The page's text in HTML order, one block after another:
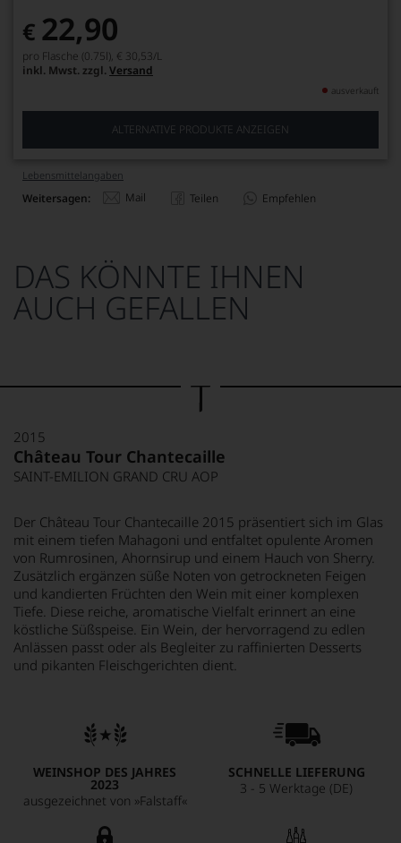
€ 22,90
pro Flasche (0.75l), € 30,53/L
inkl. Mwst. zzgl. Versand
ausverkauft
ALTERNATIVE PRODUKTE ANZEIGEN
Lebensmittel­angaben
Weitersagen: Mail Teilen Empfehlen
DAS KÖNNTE IHNEN
AUCH GEFALLEN
2015
Château Tour Chantecaille
SAINT-EMILION GRAND CRU AOP
Der Château Tour Chantecaille 2015 präsentiert sich im Glas
mit einem tiefen Mahagoni und entfaltet opulente Aromen
von Rumrosinen, Ahornsirup und einem Hauch von Sherry.
Zusätzlich ergänzen süße Noten von getrockneten Feigen
und kandierten Früchten den Wein mit einer komplexen
Tiefe. Diese reiche, aromatische Vielfalt erinnert an eine
köstliche Süßspeise. Ein Wein, der hervorragend zu edlen
Anlässen passt oder als Begleiter zu raffinierten Desserts
und pikanten Fleischgerichten dient.
WEINSHOP DES JAHRES
2023
ausgezeichnet von »Falstaff«
SCHNELLE LIEFERUNG
3 - 5 Werktage (DE)